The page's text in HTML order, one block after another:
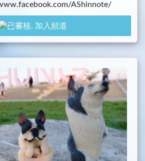
AShinnote/
www.youtube.com/channel/UCNF
加入頻道